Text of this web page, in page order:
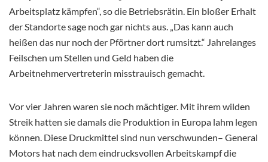
Arbeitsplatz kämpfen“, so die Betriebsrätin. Ein bloßer Erhalt
der Standorte sage noch gar nichts aus. „Das kann auch
heißen das nur noch der Pförtner dort rumsitzt.“ Jahrelanges
Feilschen um Stellen und Geld haben die
Arbeitnehmervertreterin misstrauisch gemacht.
Vor vier Jahren waren sie noch mächtiger. Mit ihrem wilden
Streik hatten sie damals die Produktion in Europa lahm legen
können. Diese Druckmittel sind nun verschwunden– General
Motors hat nach dem eindrucksvollen Arbeitskampf die